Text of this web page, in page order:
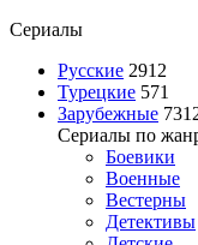
Сериалы
Русские 2912
Турецкие 571
Зарубежные
Сериалы по
Боевики
Военные
Вестерны
Детективы